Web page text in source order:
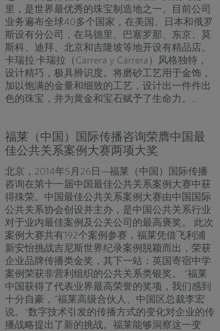
里，是世界最优秀的珠宝制造地之一。目前公司
业务遍布全球40多个国家，在美国、日本和俄罗
斯设有分公司，在马德里、巴塞罗那、东京、莫
斯科、迪拜、北京和吉隆坡等地开设有精品店。
卡瑞拉·卡瑞拉（Carrera y Carrera）风格独特，
设计精巧，极具辨识度。将磨砂工艺用于金饰，
加以饱满的金量和细致的工艺，设计出一件件出
色的珠宝，并为黄金和宝石赋予了生命力。...
福莱（中国）国际传播咨询荣膺中国最
佳公共关系案例大赛两项大奖
北京，2014年5月26日—福莱（中国）国际传播
咨询在第十一届中国最佳公共关系案例大赛中获
得殊荣。中国最佳公共关系案例大赛由中国国际
公共关系协会创设并主办，是中国公共关系行业
对于业内最佳案例及公关公司的最高褒奖。 此次
案例大赛共有192个案例参赛，福莱凭借飞利浦
新安怡挑战吉尼斯世界纪录案例脱颖而出，荣获
企业品牌传播类金奖，其下一站：英国寄宿中学
案例荣获非营利组织的公共关系类银奖。 “福莱
中国获得了代表业界最高荣誉的奖项，我们感到
十分自豪，”福莱高级合伙人、中国区总裁李宏
说。“数字技术引发的传播方式的变化对企业的传
播战略提出了新的挑战。福莱能够洞察这一变